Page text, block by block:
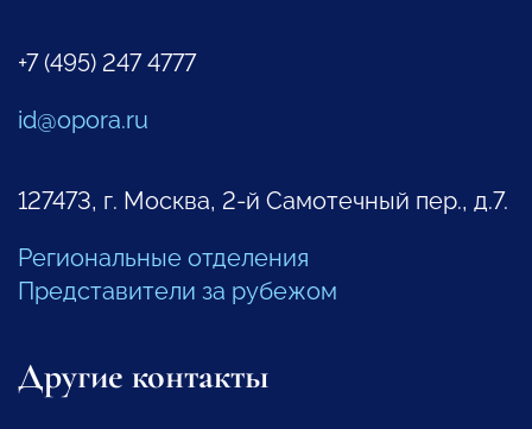
+7 (495) 247 4777
id@opora.ru
127473, г. Москва, 2-й Самотечный пер., д.7.
Региональные отделения
Представители за рубежом
Другие контакты